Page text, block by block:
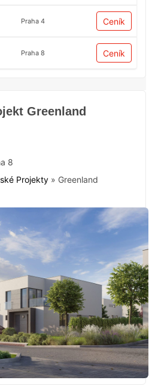
Greenland
8
Projekty » Greenland
Praha 4 Ceník
Praha 8 Ceník